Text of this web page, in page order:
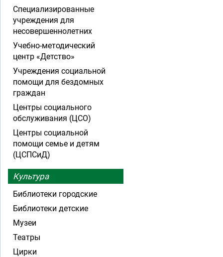
Специализированные
учреждения для
несовершеннолетних
Учебно-методический
центр «Детство»
Учреждения социальной
помощи для бездомных
граждан
Центры социального
обслуживания (ЦСО)
Центры социальной
помощи семье и детям
(ЦСПСиД)
Культура
Библиотеки городские
Библиотеки детские
Музеи
Театры
Цирки